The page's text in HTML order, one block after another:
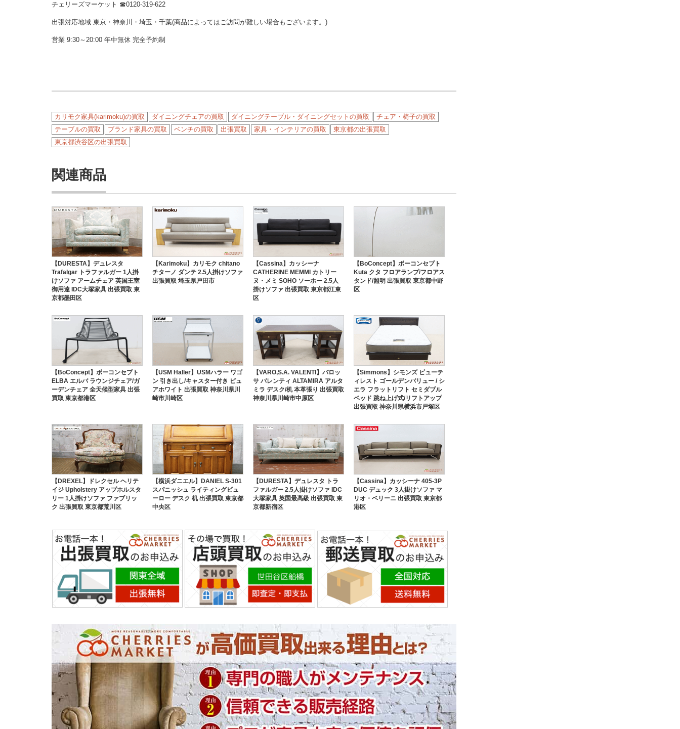
チェリーズマーケット ☎︎0120-319-622
出張対応地域 東京・神奈川・埼玉・千葉(商品によってはご訪問が難しい場合もございます。)
営業 9:30～20:00 年中無休 完全予約制
カリモク家具(karimoku)の買取 ダイニングチェアの買取 ダイニングテーブル・ダイニングセットの買取
チェア・椅子の買取
テーブルの買取
ブランド家具の買取 ベンチの買取 出張買取 家具・インテリアの買取
東京都の出張買取
東京都渋谷区の出張買取
関連商品
【DURESTA】デュレスタ
Trafalgar トラファルガー 1人掛
けソファ アームチェア 英国王室
御用達 IDC大塚家具 出張買取 東
京都墨田区
【Karimoku】カリモク chitano
チターノ ダンテ 2.5人掛けソファ
出張買取 埼玉県戸田市
【Cassina】カッシーナ
CATHERINE MEMMI カトリー
ヌ・メミ SOHO ソーホー 2.5人
掛けソファ 出張買取 東京都江東
区
【BoConcept】ボーコンセプト
Kuta クタ フロアランプ/フロアス
タンド/照明 出張買取 東京都中野
区
【BoConcept】ボーコンセプト
ELBA エルバ ラウンジチェア/ガ
ーデンチェア 全天候型家具 出張
買取 東京都港区
【USM Haller】USMハラー ワゴ
ン 引き出し/キャスター付き ピュ
アホワイト 出張買取 神奈川県川
崎市川崎区
【VARO,S.A. VALENTI】バロッ
サ バレンティ ALTAMIRA アルタ
ミラ デスク/机 本革張り 出張買取
神奈川県川崎市中原区
【Simmons】シモンズ ビューテ
ィレスト ゴールデンバリュー / シ
エラ フラットリフト セミダブル
ベッド 跳ね上げ式/リフトアップ
出張買取 神奈川県横浜市戸塚区
【DREXEL】ドレクセル ヘリテ
イジ Upholstery アップホルスタ
リー 1人掛けソファ ファブリッ
ク 出張買取 東京都荒川区
【横浜ダニエル】DANIEL S-301
スパニッシュ ライティングビュ
ーロー デスク 机 出張買取 東京都
中央区
【DURESTA】デュレスタ トラ
ファルガー 2.5人掛けソファ IDC
大塚家具 英国最高級 出張買取 東
京都新宿区
【Cassina】カッシーナ 405-3P
DUC デュック 3人掛けソファ マ
リオ・ベリーニ 出張買取 東京都
港区